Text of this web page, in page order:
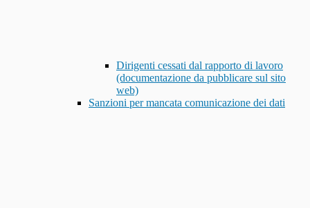
Dirigenti cessati dal rapporto di lavoro
(documentazione da pubblicare sul sito
web)
Sanzioni per mancata comunicazione dei dati